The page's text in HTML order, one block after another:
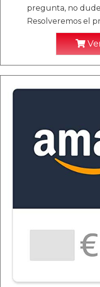
pregunta, no
Resolveremos el